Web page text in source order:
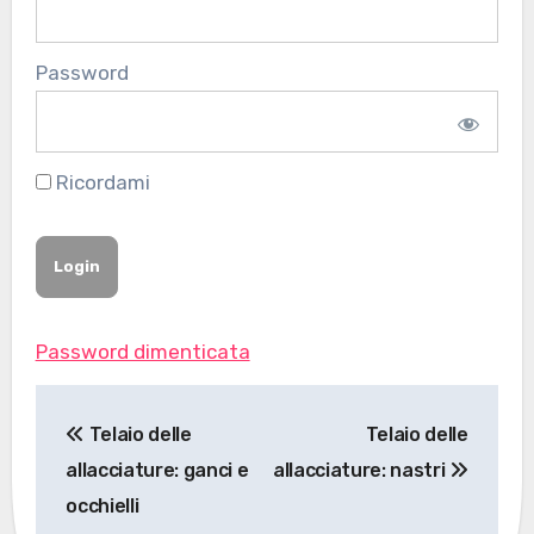
Password
Ricordami
Password dimenticata
articoli
Telaio delle
allacciature: ganci e
occhielli
Telaio delle
allacciature: nastri